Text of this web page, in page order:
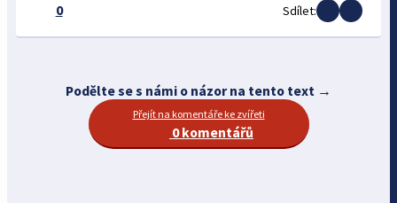
0 Sdílet:
Podělte se s námi o názor na tento text →
Přejít na komentáře ke zvířeti
0 komentářů